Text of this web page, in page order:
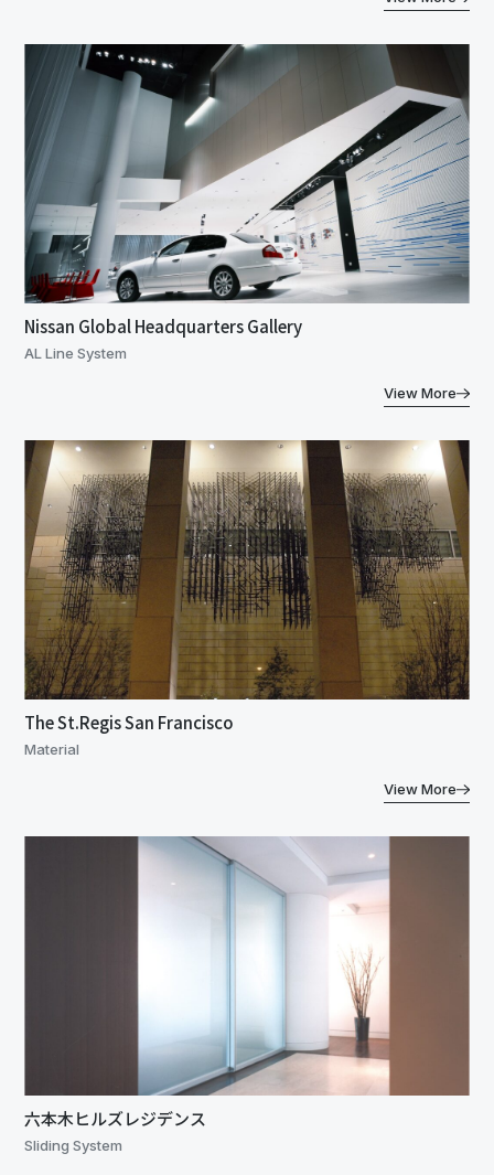
Nissan Global Headquarters Gallery
AL Line System
View More
The St.Regis San Francisco
Material
View More
六本木ヒルズレジデンス
Sliding System